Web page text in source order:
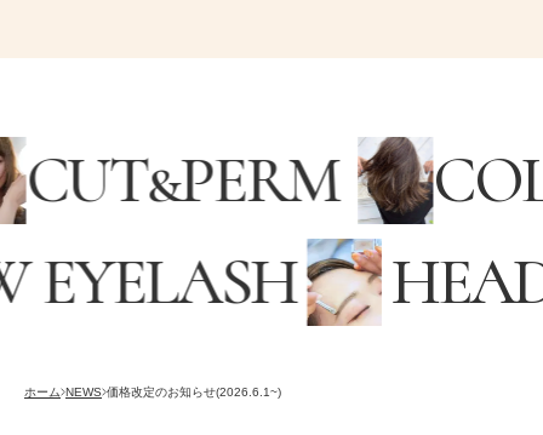
CUT&PERM
EYELASH
ホーム NEWS 価格改定のお知らせ(2026.6.1~)
RECRUITING
オンラインストア